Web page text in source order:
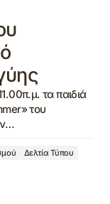
τα παιδιά
του
Δελτία Τύπου